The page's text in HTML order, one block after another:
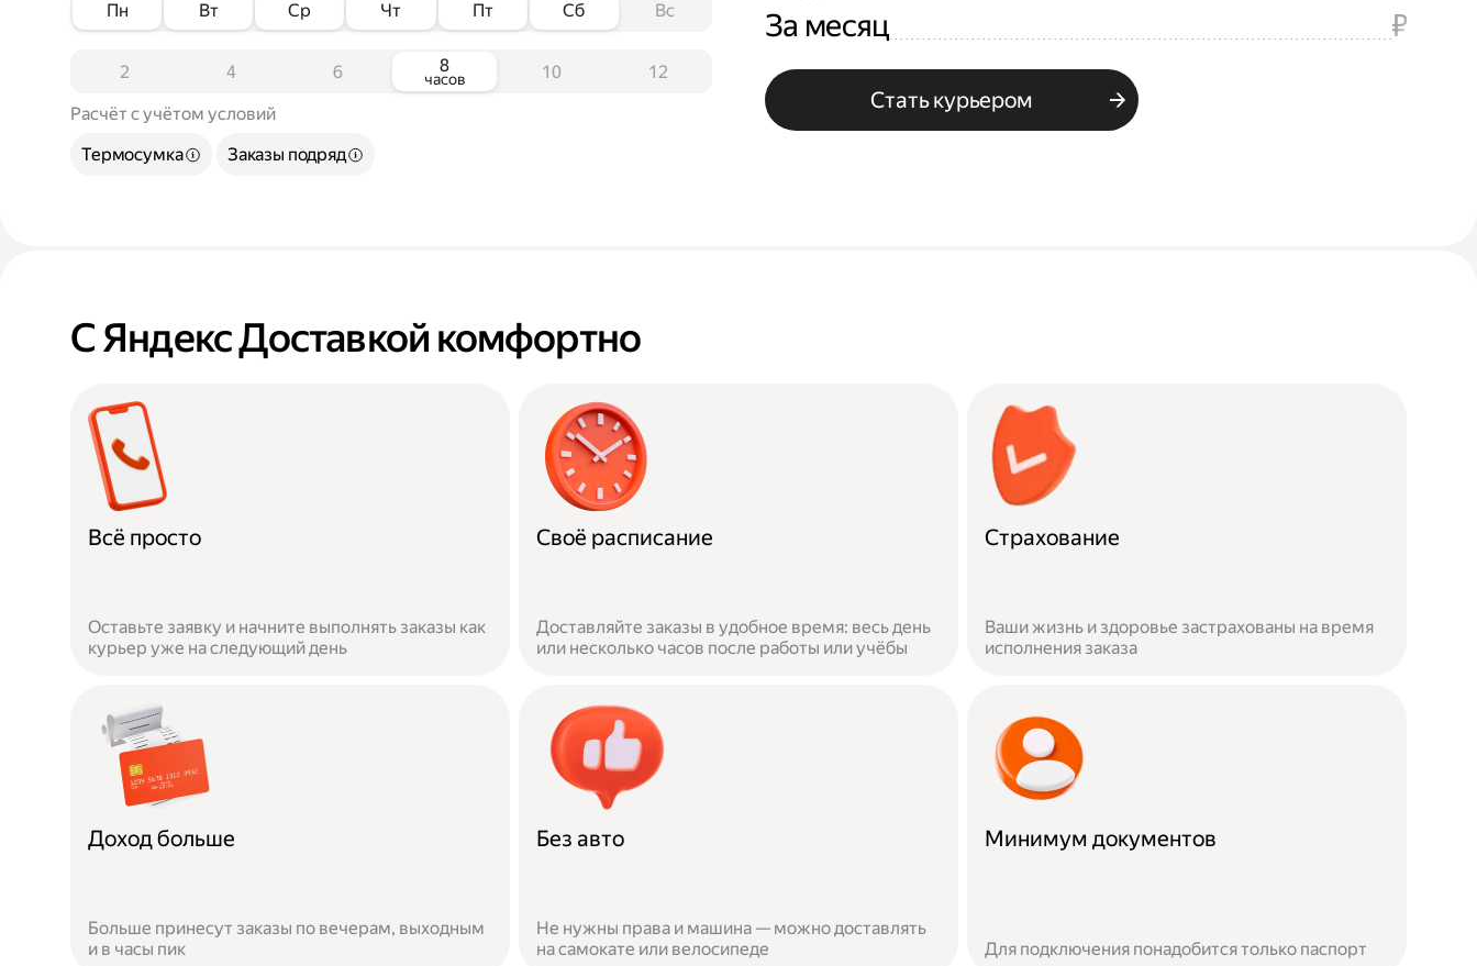
Пн Вт Ср Чт Пт Сб Вс
2 4 6 8
часов 10 12
Расчёт с учётом условий
Термосумка
Заказы подряд
За месяц ₽
Стать курьером
С Яндекс Доставкой комфортно
Всё просто
Оставьте заявку и начните выполнять заказы как
курьер уже на следующий день
Своё расписание
Доставляйте заказы в удобное время: весь день
или несколько часов после работы или учёбы
Страхование
Ваши жизнь и здоровье застрахованы на время
исполнения заказа
Доход больше
Больше принесут заказы по вечерам, выходным
и в часы пик
Без авто
Не нужны права и машина — можно доставлять
на самокате или велосипеде
Минимум документов
Для подключения понадобится только паспорт